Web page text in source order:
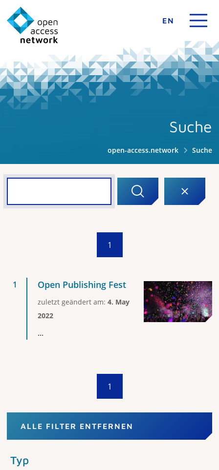
EN
Suche
open-access.network Suche
1
Open Publishing Fest
zuletzt geändert am: 4. May
2022
...
1
ALLE FILTER ENTFERNEN
Typ